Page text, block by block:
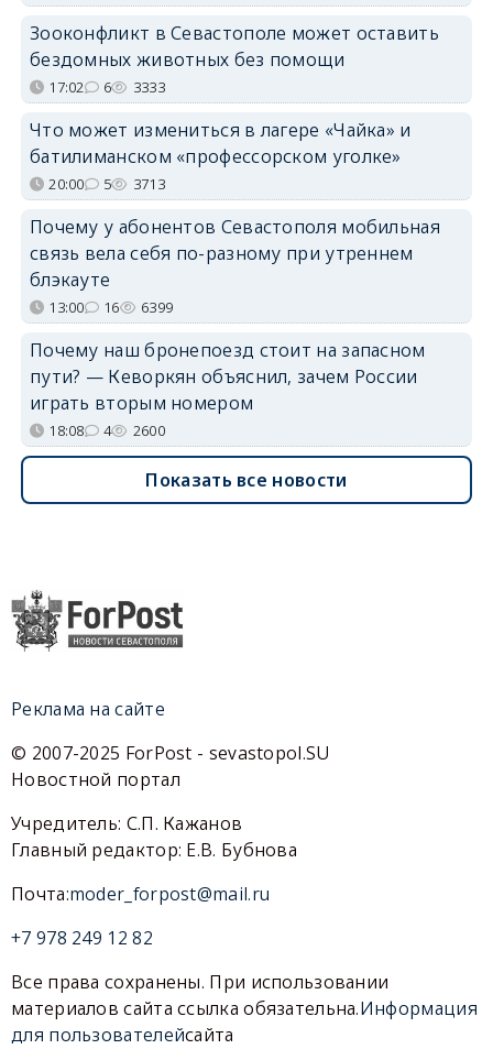
Зооконфликт в Севастополе может оставить
бездомных животных без помощи
17:02 6 3333
Что может измениться в лагере «Чайка» и
батилиманском «профессорском уголке»
20:00 5 3713
Почему у абонентов Севастополя мобильная
связь вела себя по-разному при утреннем
блэкауте
13:00 16 6399
Почему наш бронепоезд стоит на запасном
пути? — Кеворкян объяснил, зачем России
играть вторым номером
18:08 4 2600
Показать все новости
Реклама на сайте
© 2007-2025 ForPost - sevastopol.SU
Новостной портал
Учредитель: С.П. Кажанов
Главный редактор: Е.В. Бубнова
Почта:moder_forpost@mail.ru
+7 978 249 12 82
Все права сохранены. При использовании
материалов сайта ссылка обязательна.Информация
для пользователейсайта